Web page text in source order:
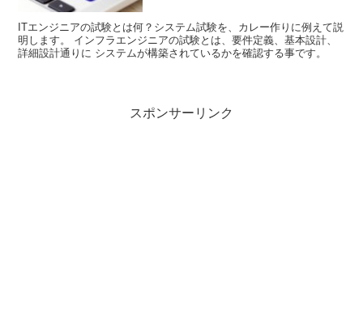
ITエンジニアの試験とは何？システム試験を、カレー作りに例えて説
明します。 インフラエンジニアの試験とは、要件定義、基本設計、
詳細設計通りに システムが構築されているかを確認する事です。
スポンサーリンク